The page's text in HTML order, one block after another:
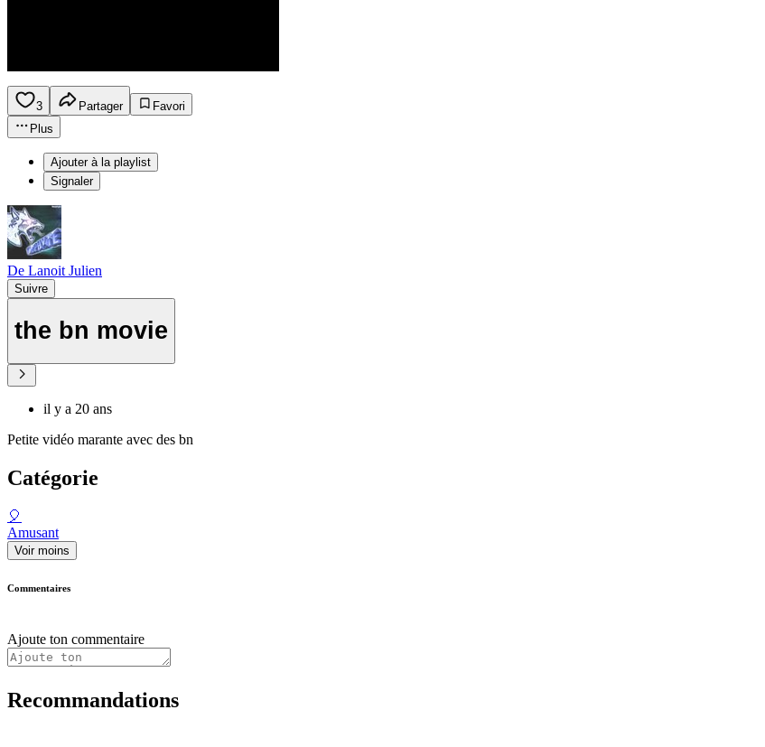
3 Partager
Favori
Plus
Ajouter à la playlist
Signaler
De Lanoit Julien
Suivre
the bn movie
il y a 20 ans
Petite vidéo marante avec des bn
Catégorie
🎈
Amusant
Voir moins
Commentaires
Ajoute ton commentaire
Recommandations